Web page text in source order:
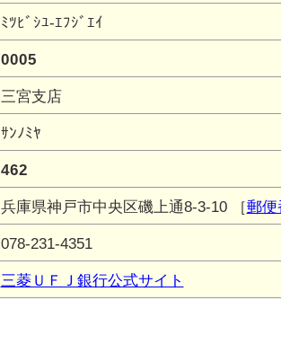
ﾐﾂﾋﾞｼﾕ-ｴﾌｼﾞｴｲ
0005
三宮支店
ｻﾝﾉﾐﾔ
462
兵庫県神戸市中央区磯上通8-3-10 ［郵便
078-231-4351
三菱ＵＦＪ銀行公式サイト